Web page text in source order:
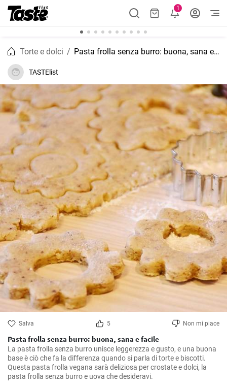
1
Torte e dolci Pasta frolla senza burro: buona, sana e facile
TASTElist
Salva 5 Non mi piace
Pasta frolla senza burro: buona, sana e facile
La pasta frolla senza burro unisce leggerezza e gusto, e una buona
base è ciò che fa la differenza quando si parla di torte e biscotti.
Questa pasta frolla vegana sarà deliziosa per crostate e dolci, la
pasta frolla senza burro e uova che desideravi.